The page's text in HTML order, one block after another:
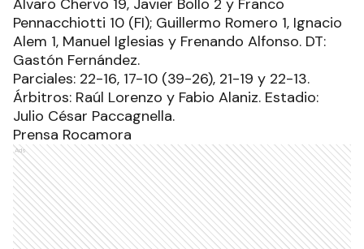
Álvaro Chervo 19, Javier Bollo 2 y Franco
Pennacchiotti 10 (FI); Guillermo Romero 1, Ignacio
Alem 1, Manuel Iglesias y Frenando Alfonso. DT:
Gastón Fernández.
Parciales: 22-16, 17-10 (39-26), 21-19 y 22-13.
Árbitros: Raúl Lorenzo y Fabio Alaniz. Estadio:
Julio César Paccagnella.
Prensa Rocamora
Ads